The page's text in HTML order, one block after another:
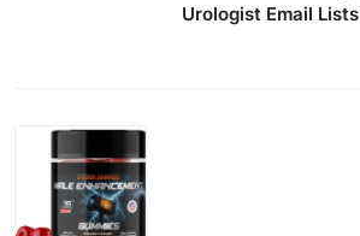
Urologist Email Lists